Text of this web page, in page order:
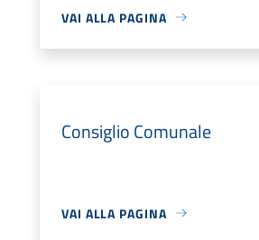
VAI ALLA PAGINA
Consiglio Comunale
VAI ALLA PAGINA